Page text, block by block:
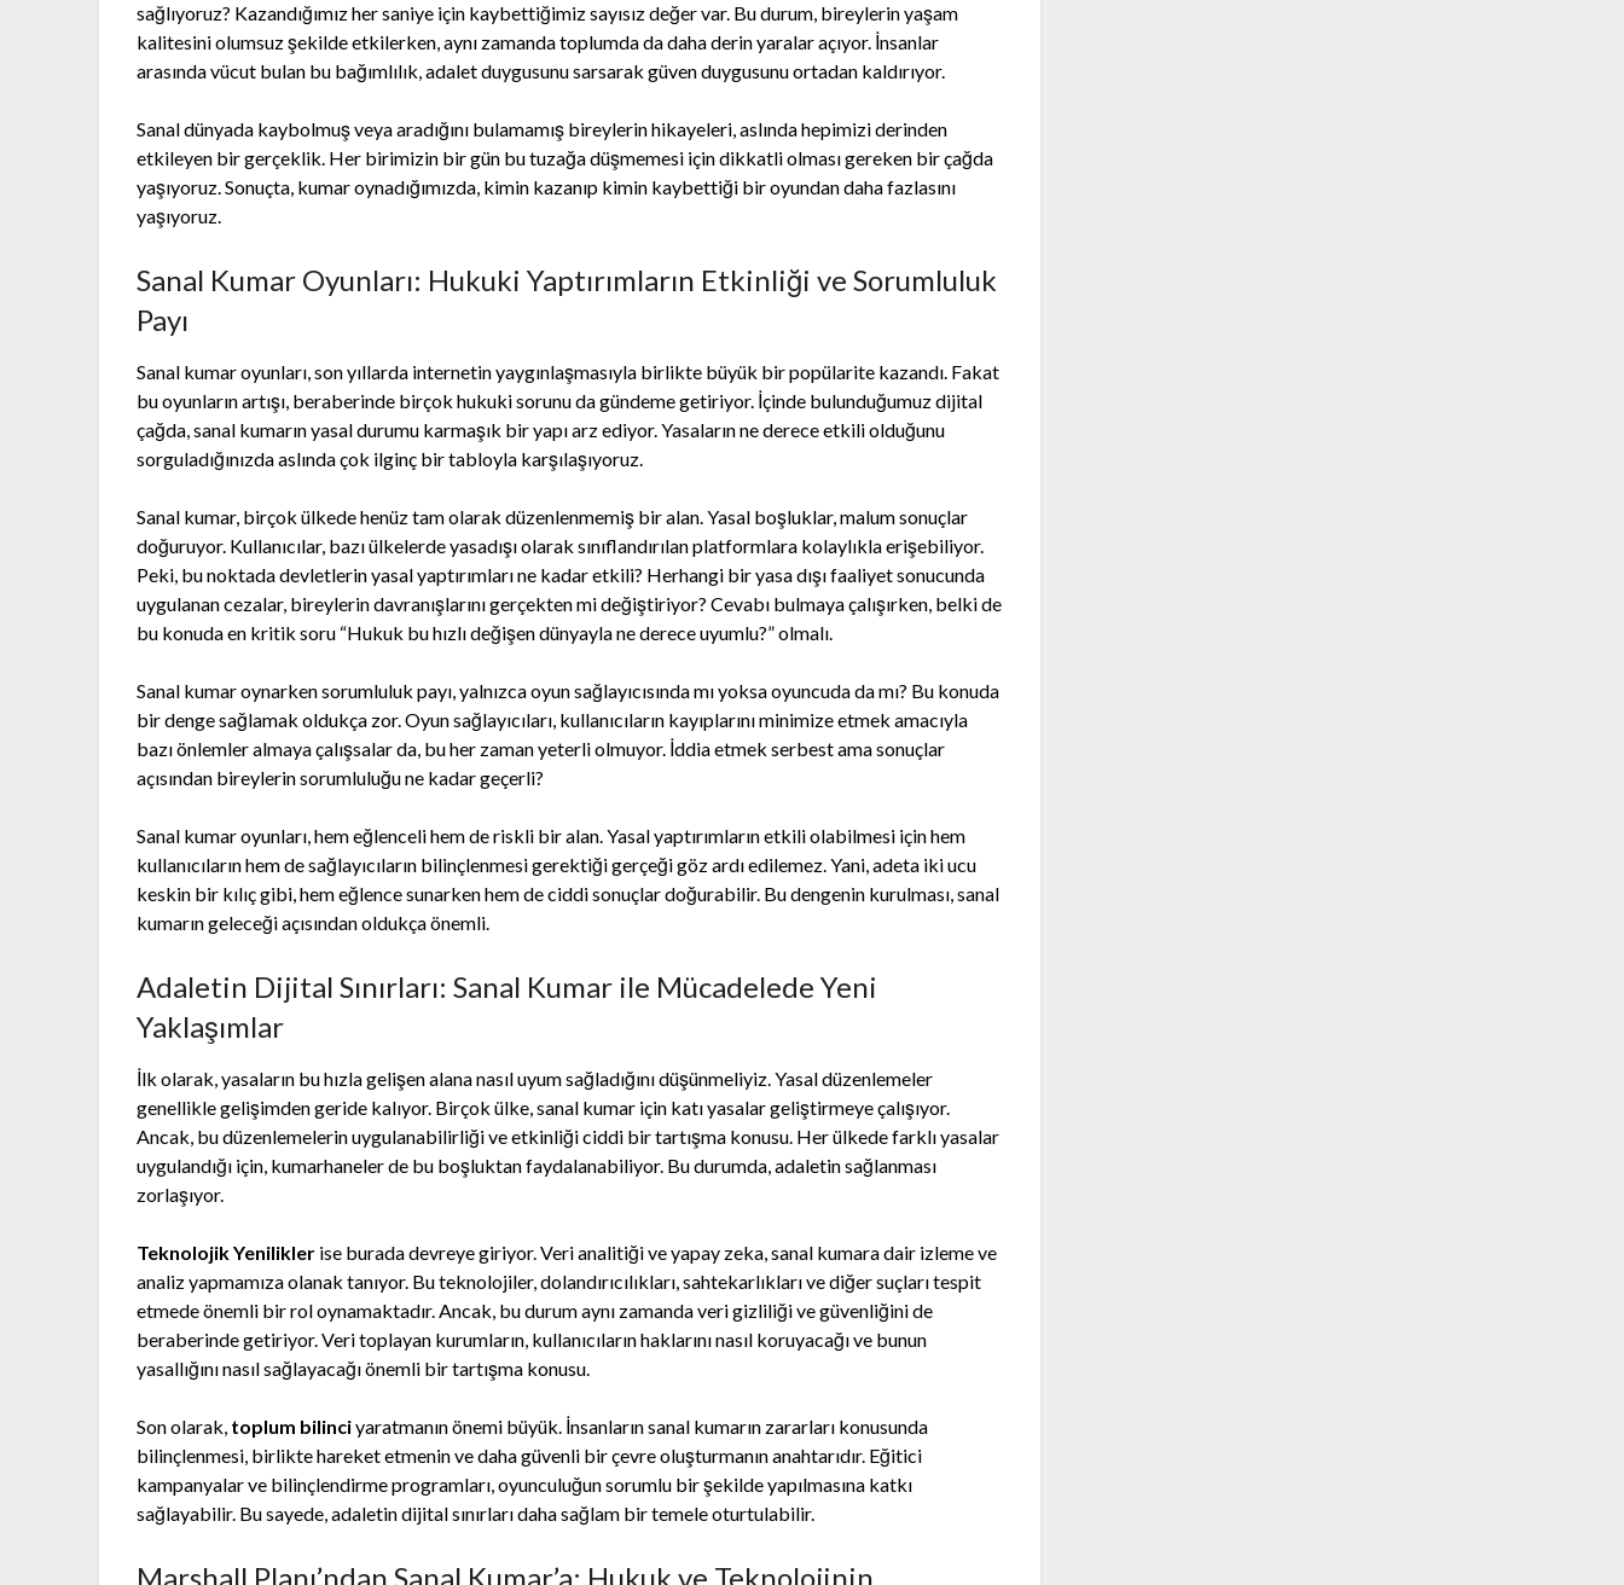
sağlıyoruz? Kazandığımız her saniye için kaybettiğimiz sayısız değer var. Bu durum, bireylerin yaşam
kalitesini olumsuz şekilde etkilerken, aynı zamanda toplumda da daha derin yaralar açıyor. İnsanlar
arasında vücut bulan bu bağımlılık, adalet duygusunu sarsarak güven duygusunu ortadan kaldırıyor.
Sanal dünyada kaybolmuş veya aradığını bulamamış bireylerin hikayeleri, aslında hepimizi derinden
etkileyen bir gerçeklik. Her birimizin bir gün bu tuzağa düşmemesi için dikkatli olması gereken bir çağda
yaşıyoruz. Sonuçta, kumar oynadığımızda, kimin kazanıp kimin kaybettiği bir oyundan daha fazlasını
yaşıyoruz.
Sanal Kumar Oyunları: Hukuki Yaptırımların Etkinliği ve Sorumluluk
Payı
Sanal kumar oyunları, son yıllarda internetin yaygınlaşmasıyla birlikte büyük bir popülarite kazandı. Fakat
bu oyunların artışı, beraberinde birçok hukuki sorunu da gündeme getiriyor. İçinde bulunduğumuz dijital
çağda, sanal kumarın yasal durumu karmaşık bir yapı arz ediyor. Yasaların ne derece etkili olduğunu
sorguladığınızda aslında çok ilginç bir tabloyla karşılaşıyoruz.
Sanal kumar, birçok ülkede henüz tam olarak düzenlenmemiş bir alan. Yasal boşluklar, malum sonuçlar
doğuruyor. Kullanıcılar, bazı ülkelerde yasadışı olarak sınıflandırılan platformlara kolaylıkla erişebiliyor.
Peki, bu noktada devletlerin yasal yaptırımları ne kadar etkili? Herhangi bir yasa dışı faaliyet sonucunda
uygulanan cezalar, bireylerin davranışlarını gerçekten mi değiştiriyor? Cevabı bulmaya çalışırken, belki de
bu konuda en kritik soru “Hukuk bu hızlı değişen dünyayla ne derece uyumlu?” olmalı.
Sanal kumar oynarken sorumluluk payı, yalnızca oyun sağlayıcısında mı yoksa oyuncuda da mı? Bu konuda
bir denge sağlamak oldukça zor. Oyun sağlayıcıları, kullanıcıların kayıplarını minimize etmek amacıyla
bazı önlemler almaya çalışsalar da, bu her zaman yeterli olmuyor. İddia etmek serbest ama sonuçlar
açısından bireylerin sorumluluğu ne kadar geçerli?
Sanal kumar oyunları, hem eğlenceli hem de riskli bir alan. Yasal yaptırımların etkili olabilmesi için hem
kullanıcıların hem de sağlayıcıların bilinçlenmesi gerektiği gerçeği göz ardı edilemez. Yani, adeta iki ucu
keskin bir kılıç gibi, hem eğlence sunarken hem de ciddi sonuçlar doğurabilir. Bu dengenin kurulması, sanal
kumarın geleceği açısından oldukça önemli.
Adaletin Dijital Sınırları: Sanal Kumar ile Mücadelede Yeni
Yaklaşımlar
İlk olarak, yasaların bu hızla gelişen alana nasıl uyum sağladığını düşünmeliyiz. Yasal düzenlemeler
genellikle gelişimden geride kalıyor. Birçok ülke, sanal kumar için katı yasalar geliştirmeye çalışıyor.
Ancak, bu düzenlemelerin uygulanabilirliği ve etkinliği ciddi bir tartışma konusu. Her ülkede farklı yasalar
uygulandığı için, kumarhaneler de bu boşluktan faydalanabiliyor. Bu durumda, adaletin sağlanması
zorlaşıyor.
Teknolojik Yenilikler ise burada devreye giriyor. Veri analitiği ve yapay zeka, sanal kumara dair izleme ve
analiz yapmamıza olanak tanıyor. Bu teknolojiler, dolandırıcılıkları, sahtekarlıkları ve diğer suçları tespit
etmede önemli bir rol oynamaktadır. Ancak, bu durum aynı zamanda veri gizliliği ve güvenliğini de
beraberinde getiriyor. Veri toplayan kurumların, kullanıcıların haklarını nasıl koruyacağı ve bunun
yasallığını nasıl sağlayacağı önemli bir tartışma konusu.
Son olarak, toplum bilinciyaratmanın önemi büyük. İnsanların sanal kumarın zararları konusunda
bilinçlenmesi, birlikte hareket etmenin ve daha güvenli bir çevre oluşturmanın anahtarıdır. Eğitici
kampanyalar ve bilinçlendirme programları, oyunculuğun sorumlu bir şekilde yapılmasına katkı
sağlayabilir. Bu sayede, adaletin dijital sınırları daha sağlam bir temele oturtulabilir.
Marshall Planı’ndan Sanal Kumar’a: Hukuk ve Teknolojinin